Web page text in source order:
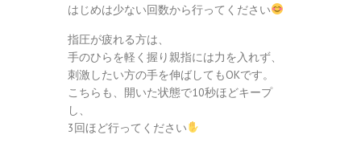
はじめは少ない回数から行ってください
指圧が疲れる方は、
手のひらを軽く握り親指には力を入れず、
刺激したい方の手を伸ばしてもOKです。
こちらも、開いた状態で10秒ほどキープ
し、
3回ほど行ってください